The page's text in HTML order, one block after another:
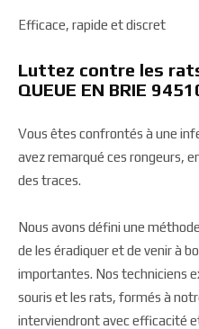
Efficace, rapide et discret
Luttez contre les
QUEUE EN BRIE
Vous êtes confrontés à une
avez remarqué ces rongeurs,
des traces.
Nous avons défini une
de les éradiquer et de venir à
importantes. Nos techniciens
souris et les rats, formés à
interviendront avec efficacité